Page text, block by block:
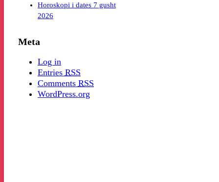
Horoskopi i dates 7 gusht
2026
Meta
Log in
Entries RSS
Comments RSS
WordPress.org